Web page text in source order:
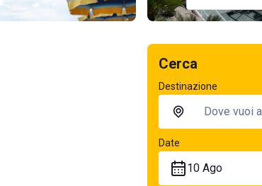
Cerca
Destinazione
Date
10 Ago